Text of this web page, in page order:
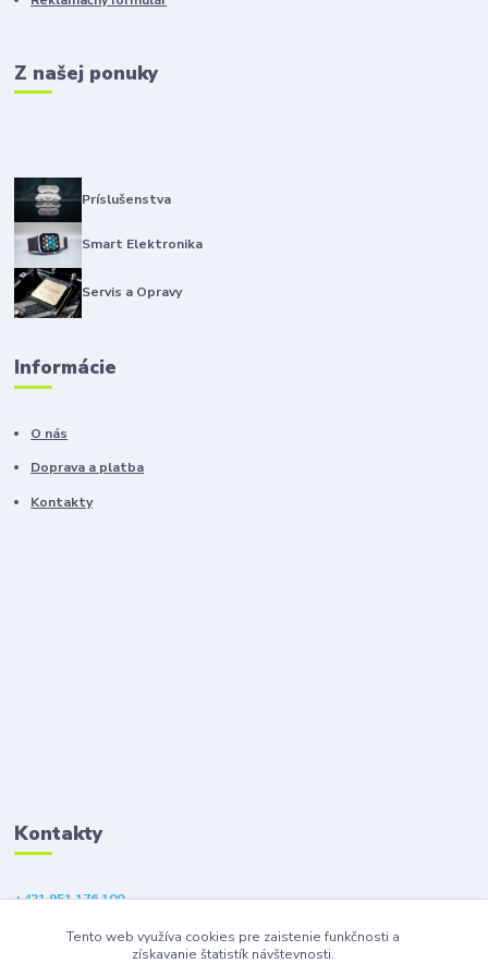
Z našej ponuky
Príslušenstva
Smart Elektronika
Servis a Opravy
Informácie
O nás
Doprava a platba
Kontakty
Kontakty
+421 951 176 100
eshop@gsm1.sk
Tento web využíva cookies pre zaistenie funkčnosti a
získavanie štatistík návštevnosti.